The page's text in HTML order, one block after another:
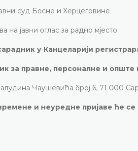
суд Босне и Херцеговине
на јавни оглас за радно мјесто
у Канцеларији
за правне, персоналне и опште
Чаушевића број 6, 71 000
и неуредне пријаве ће